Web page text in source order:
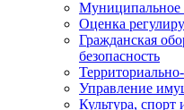
Муниципальное
Оценка
Гражданская
безопасность
Управление
Культура,